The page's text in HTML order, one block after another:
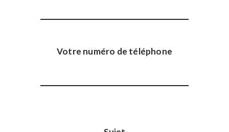
Votre numéro de téléphone